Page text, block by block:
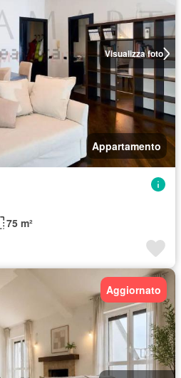
Visualizza foto
Appartamento
75 m²
Aggiornato